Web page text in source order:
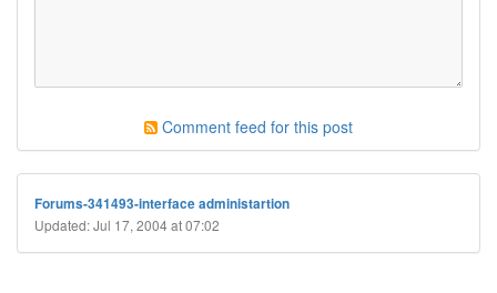
Comment feed for this post
Forums-341493-interface administartion
Updated: Jul 17, 2004 at 07:02